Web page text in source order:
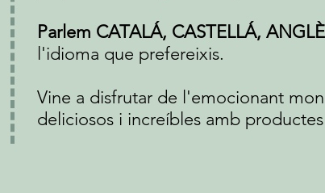
Parlem CATALÁ, CASTELLÁ,
l'idioma que prefereixis.
Vine a disfrutar de l'emocionant
deliciosos i increíbles amb